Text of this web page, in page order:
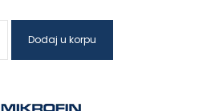
Dodaj u korpu